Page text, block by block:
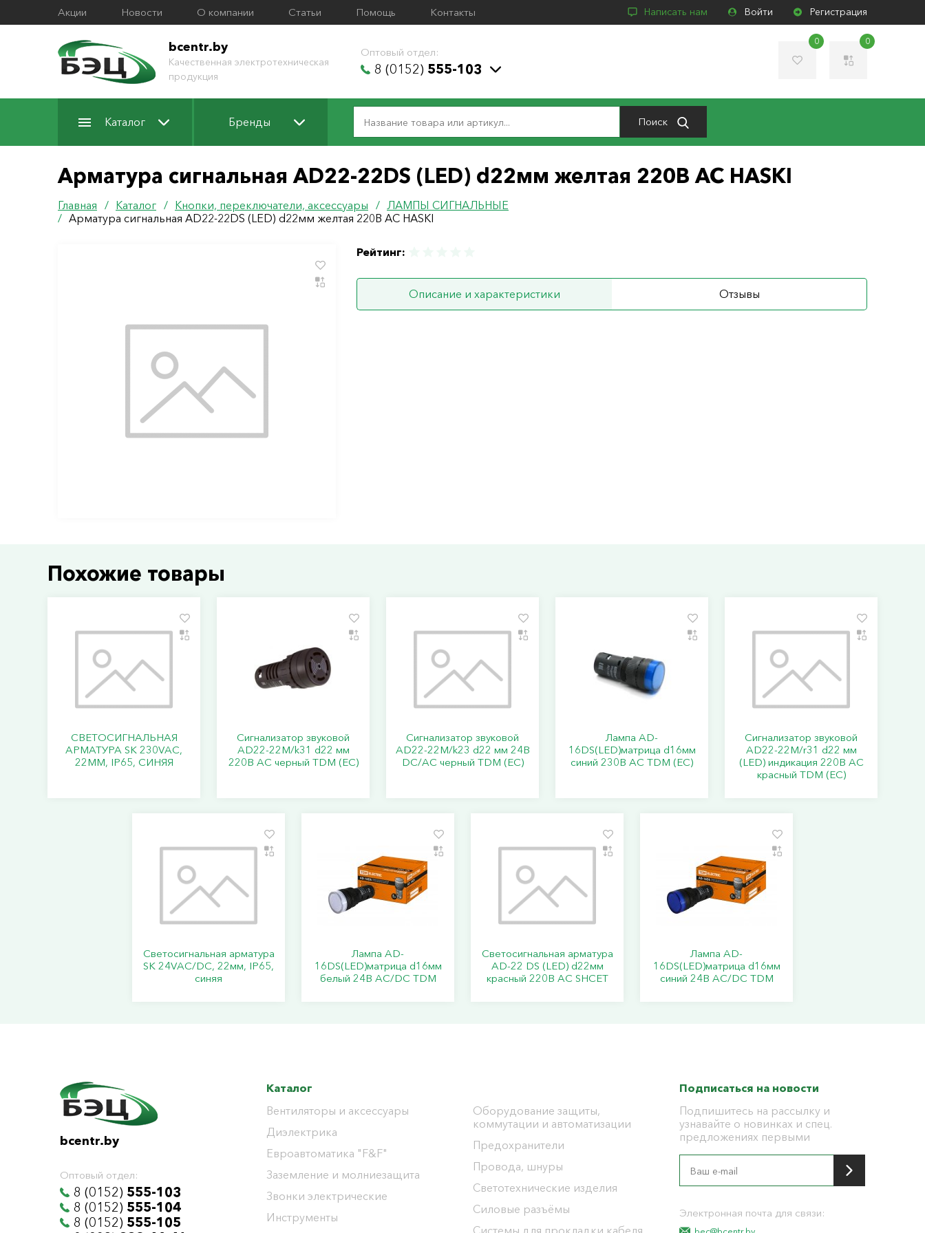
Акции Новости О компании Статьи Помощь Контакты Написать нам Войти Регистрация
bcentr.by
Качественная электротехническая
продукция
Оптовый отдел:
8 (0152) 555-103
0 0
Каталог Бренды Поиск
Арматура сигнальная AD22-22DS (LED) d22мм желтая 220В АС HASKI
Главная / Каталог / Кнопки, переключатели, аксессуары / ЛАМПЫ СИГНАЛЬНЫЕ
/ Арматура сигнальная AD22-22DS (LED) d22мм желтая 220В АС HASKI
Рейтинг:
Описание и характеристики Отзывы
Похожие товары
СВЕТОСИГНАЛЬНАЯ
АРМАТУРА SK 230VAC,
22ММ, IP65, СИНЯЯ
Сигнализатор звуковой
AD22-22M/k31 d22 мм
220В AC черный TDM (ЕС)
Сигнализатор звуковой
AD22-22M/k23 d22 мм 24В
DC/AC черный TDM (ЕС)
Лампа AD-
16DS(LED)матрица d16мм
синий 230В АС TDM (ЕС)
Сигнализатор звуковой
AD22-22M/r31 d22 мм
(LED) индикация 220В AC
красный TDM (ЕС)
Светосигнальная арматура
SK 24VAC/DC, 22мм, IP65,
синяя
Лампа AD-
16DS(LED)матрица d16мм
белый 24В AC/DC TDM
Светосигнальная арматура
АD-22 DS (LED) d22мм
красный 220В АС SHCET
Лампа AD-
16DS(LED)матрица d16мм
синий 24В AC/DC TDM
bcentr.by
Оптовый отдел:
8 (0152) 555-103
8 (0152) 555-104
8 (0152) 555-105
Каталог
Вентиляторы и аксессуары
Диэлектрика
Евроавтоматика "F&F"
Заземление и молниезащита
Звонки электрические
Инструменты
Оборудование защиты,
коммутации и автоматизации
Предохранители
Провода, шнуры
Светотехнические изделия
Силовые разъёмы
Системы для прокладки кабеля
Подписаться на новости
Подпишитесь на рассылку и
узнавайте о новинках и спец.
предложениях первыми
Электронная почта для связи: